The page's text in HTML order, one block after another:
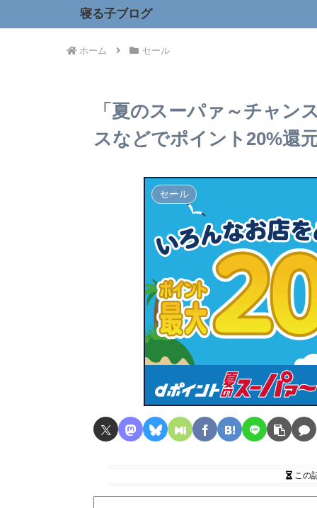
寝る子ブログ
ホーム セール
「夏のスーパァ～チャン
スなどでポイント20%還
セール
この